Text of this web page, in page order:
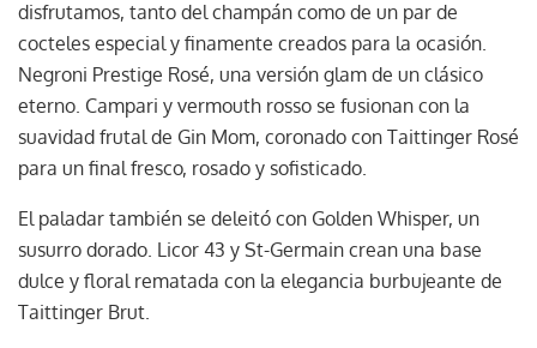
disfrutamos, tanto del champán como de un par de
cocteles especial y finamente creados para la ocasión.
Negroni Prestige Rosé, una versión glam de un clásico
eterno. Campari y vermouth rosso se fusionan con la
suavidad frutal de Gin Mom, coronado con Taittinger Rosé
para un final fresco, rosado y sofisticado.
El paladar también se deleitó con Golden Whisper, un
susurro dorado. Licor 43 y St-Germain crean una base
dulce y floral rematada con la elegancia burbujeante de
Taittinger Brut.